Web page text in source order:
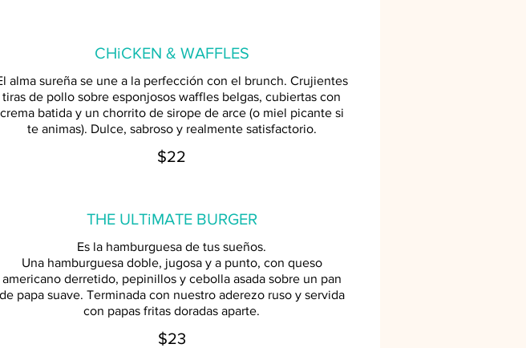
CHiCKEN & WAFFLES
alma sureña se une a la perfección con el brunch. Crujientes
tiras de pollo sobre esponjosos waffles belgas, cubiertas con
crema batida y un chorrito de sirope de arce (o miel picante si
te animas). Dulce, sabroso y realmente satisfactorio.
$22
THE ULTiMATE BURGER
Es la hamburguesa de tus sueños.
Una hamburguesa doble, jugosa y a punto, con queso
americano derretido, pepinillos y cebolla asada sobre un pan
de papa suave. Terminada con nuestro aderezo ruso y servida
con papas fritas doradas aparte.
$23